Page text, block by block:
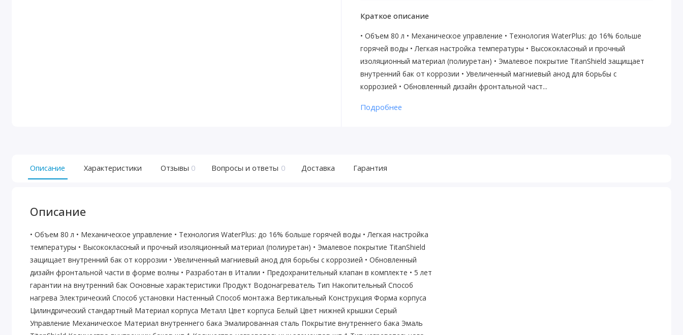
Краткое описание
• Объем 80 л • Механическое управление • Технология WaterPlus: до 16% больше
горячей воды • Легкая настройка температуры • Высококлассный и прочный
изоляционный материал (полиуретан) • Эмалевое покрытие TitanShield защищает
внутренний бак от коррозии • Увеличенный магниевый анод для борьбы с
коррозией • Обновленный дизайн фронтальной част...
Подробнее
Описание Характеристики Отзывы 0 Вопросы и ответы 0 Доставка Гарантия
Описание
• Объем 80 л • Механическое управление • Технология WaterPlus: до 16% больше горячей воды • Легкая настройка
температуры • Высококлассный и прочный изоляционный материал (полиуретан) • Эмалевое покрытие TitanShield
защищает внутренний бак от коррозии • Увеличенный магниевый анод для борьбы с коррозией • Обновленный
дизайн фронтальной части в форме волны • Разработан в Италии • Предохранительный клапан в комплекте • 5 лет
гарантии на внутренний бак Основные характеристики Продукт Водонагреватель Тип Накопительный Способ
нагрева Электрический Способ установки Настенный Способ монтажа Вертикальный Конструкция Форма корпуса
Цилиндрический стандартный Материал корпуса Металл Цвет корпуса Белый Цвет нижней крышки Серый
Управление Механическое Материал внутреннего бака Эмалированная сталь Покрытие внутреннего бака Эмаль